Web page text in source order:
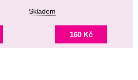
Skladem
160 Kč